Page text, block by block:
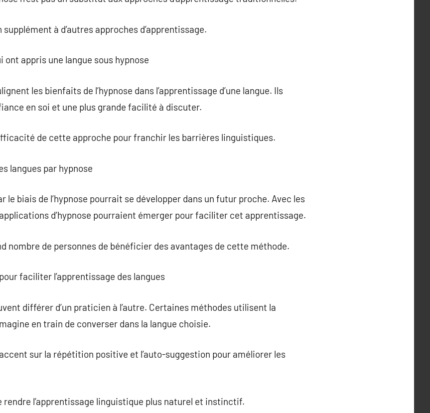
à d’autres approches d’apprentissage.
ont appris une langue sous hypnose
les bienfaits de l’hypnose dans l’apprentissage d’une langue. Ils
en soi et une plus grande facilité à discuter.
de cette approche pour franchir les barrières linguistiques.
langues par hypnose
le biais de l’hypnose pourrait se développer dans un futur proche. Avec les
d’hypnose pourraient émerger pour faciliter cet apprentissage.
nombre de personnes de bénéficier des avantages de cette méthode.
faciliter l’apprentissage des langues
différer d’un praticien à l’autre. Certaines méthodes utilisent la
en train de converser dans la langue choisie.
sur la répétition positive et l’auto-suggestion pour améliorer les
rendre l’apprentissage linguistique plus naturel et instinctif.